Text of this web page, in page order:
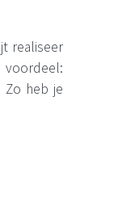
realiseer
voordeel:
Zo heb je